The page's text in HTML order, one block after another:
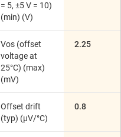
= 5, ±5 V = 10)
(min) (V)
Vos (offset
voltage at
25°C) (max)
(mV)
2.25
Offset drift
(typ) (µV/°C)
0.8